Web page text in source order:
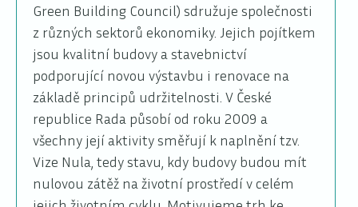
Green Building Council) sdružuje společnosti
z různých sektorů ekonomiky. Jejich pojítkem
jsou kvalitní budovy a stavebnictví
podporující novou výstavbu i renovace na
základě principů udržitelnosti. V České
republice Rada působí od roku 2009 a
všechny její aktivity směřují k naplnění tzv.
Vize Nula, tedy stavu, kdy budovy budou mít
nulovou zátěž na životní prostředí v celém